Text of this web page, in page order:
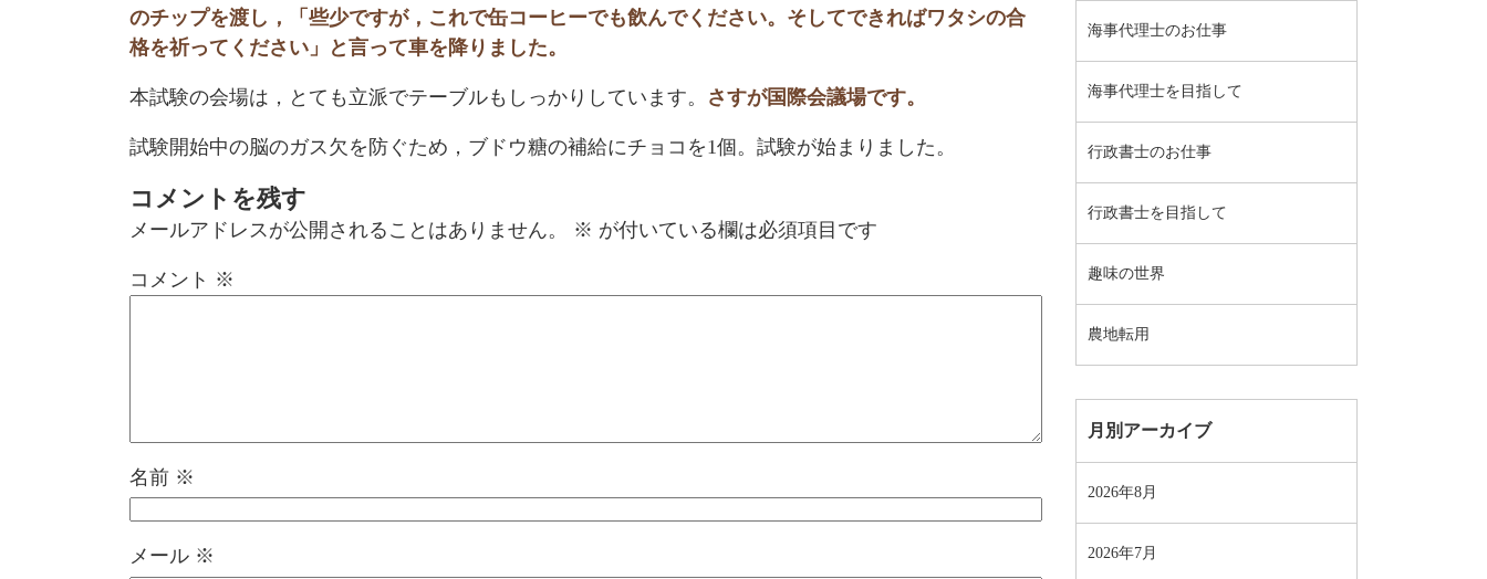
のチップを渡し，「些少ですが，これで缶コーヒーでも飲んでください。そしてできればワタシの合
格を祈ってください」と言って車を降りました。
本試験の会場は，とても立派でテーブルもしっかりしています。 さすが国際会議場です。
試験開始中の脳のガス欠を防ぐため，ブドウ糖の補給にチョコを1個。試験が始まりました。
コメントを残す
メールアドレスが公開されることはありません。 ※ が付いている欄は必須項目です
コメント ※
名前 ※
メール ※
海事代理士のお仕事
海事代理士を目指して
行政書士のお仕事
行政書士を目指して
趣味の世界
農地転用
月別アーカイブ
2026年8月
2026年7月